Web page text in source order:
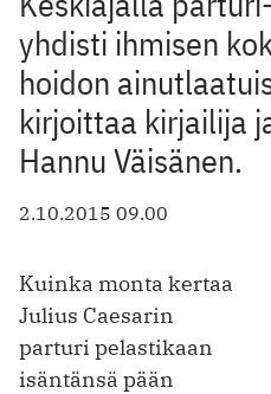
yhdisti ihmisen
hoidon
kirjoittaa kirjailija
Hannu Väisänen.
2.10.2015 09.00
Kuinka monta kertaa
Julius Caesarin
parturi pelastikaan
isäntänsä pään